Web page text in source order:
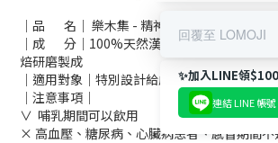
｜品 名｜ 樂木集 - 精神 - 漢方茶
｜成 分｜100%天然漢方
（紅棗、枸杞、黃
焙研磨製成
｜適用對象｜特別設計給虛弱體質、容易疲
｜注意事項｜
∨ 哺乳期間可以飲用
× 高血壓、糖尿病、心臟病患者、感冒期間
✨加入LINE領
連結 LINE 帳號
回覆至 LOMOJI